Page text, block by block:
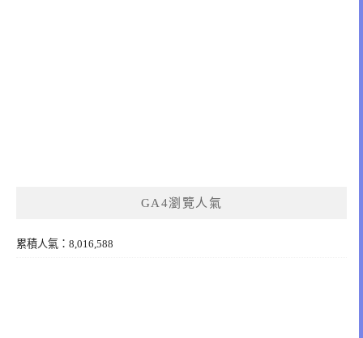
GA4瀏覽人氣
累積人氣：8,016,588